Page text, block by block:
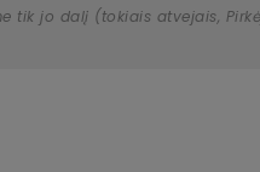
tik jo dalį (tokiais atvejais,